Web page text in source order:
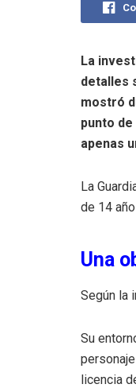
La
detalles
mostró
punto
apenas
La
de 14
Una
Según la
Su
licencia